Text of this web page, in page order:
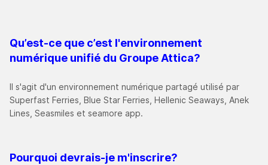
Qu’est-ce que c’est l'environnement
numérique unifié du Groupe Attica?
Il s'agit d'un environnement numérique partagé utilisé par
Superfast Ferries, Blue Star Ferries, Hellenic Seaways, Anek
Lines, Seasmiles et seamore app.
Pourquoi devrais-je m'inscrire?